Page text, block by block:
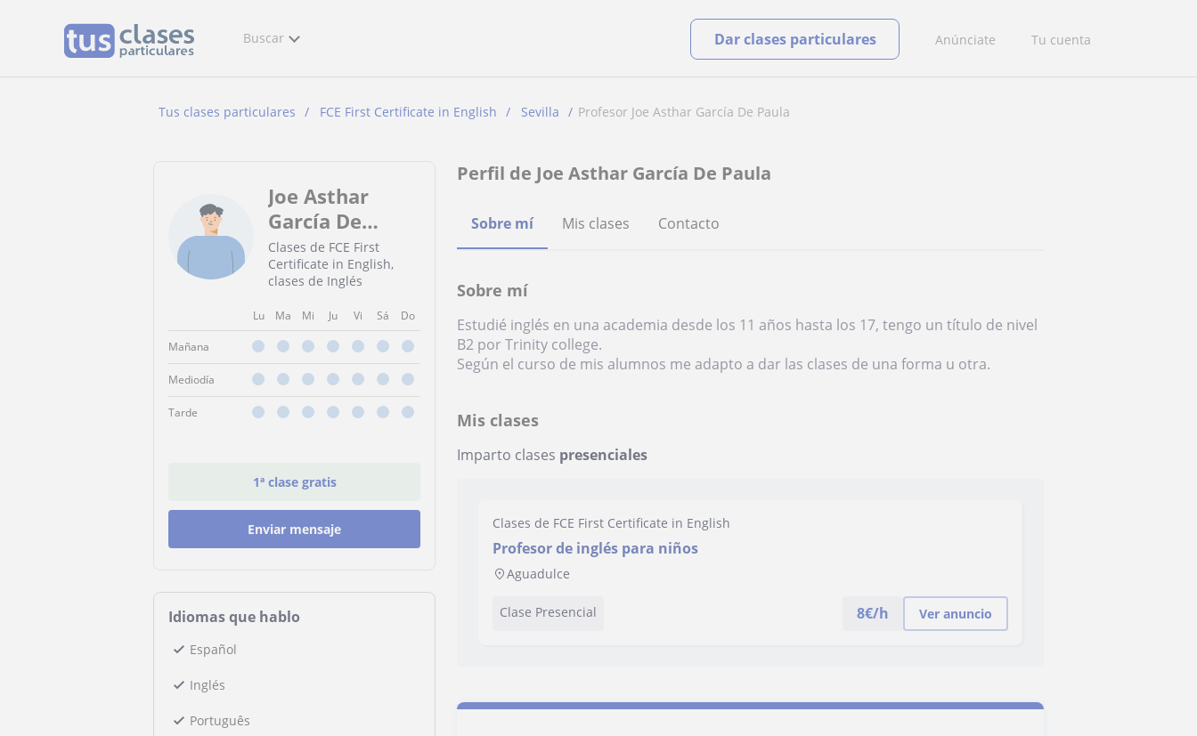
Buscar Anúnciate Tu cuenta
Dar clases particulares
Tus clases particulares FCE First Certificate in English Sevilla Profesor Joe Asthar García De Paula
Joe Asthar
García De
Paula
Clases de FCE First
Certificate in English,
clases de Inglés
Lu Ma Mi Ju Vi Sá Do
Mañana
Mediodía
Tarde
1ª clase gratis
Enviar mensaje
Idiomas que hablo
Español
Inglés
Português
Perfil de Joe Asthar García De Paula
Sobre mí Mis clases Contacto
Sobre mí
Estudié inglés en una academia desde los 11 años hasta los 17, tengo un título de nivel
B2 por Trinity college.
Según el curso de mis alumnos me adapto a dar las clases de una forma u otra.
Mis clases
Imparto clases presenciales
Clases de FCE First Certificate in English
Profesor de inglés para niños
Aguadulce
Clase Presencial 8€/h Ver anuncio